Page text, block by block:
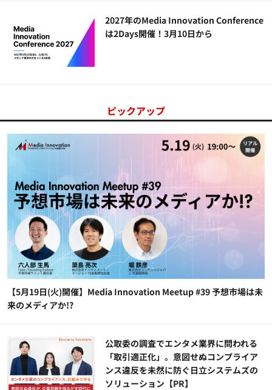
2027年のMedia Innovation Conference
は2Days開催！3月10日から
ピックアップ
【5月19日(火)開催】Media Innovation Meetup #39 予想市場は未
来のメディアか!?
公​​取委の調査でエンタメ業界に問われる
「取引適正化」。意図せぬコンプライア
ンス違反を未然に防ぐ日立システムズの
ソリューション​【PR】